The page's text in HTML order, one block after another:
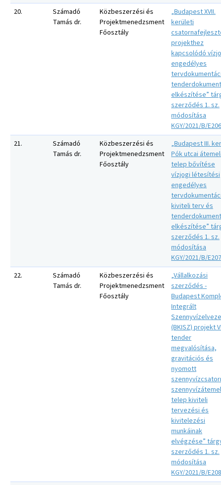
20.
Számadó
Tamás dr.
Közbeszerzési és
Projektmenedzsment
Főosztály
„Budapest XVII.
kerületi
projekthez
kapcsolódó
engedélyes
elkészítése”
szerződés 1. sz.
módosítása
KGY/2021/B/E206
21.
Számadó
Tamás dr.
Közbeszerzési és
Projektmenedzsment
Főosztály
„Budapest III.
Pók utcai
telep bővítése
vízjogi létesítési
engedélyes
kiviteli terv és
elkészítése”
szerződés 1. sz.
módosítása
KGY/2021/B/E207
22.
Számadó
Tamás dr.
Közbeszerzési és
Projektmenedzsment
Főosztály
„Vállalkozási
szerződés -
Budapest
Integrált
(BKISZ) projekt
tender
megvalósítása,
gravitációs és
nyomott
telep kiviteli
tervezési és
kivitelezési
munkáinak
elvégzése”
szerződés 1. sz.
módosítása
KGY/2021/B/E208